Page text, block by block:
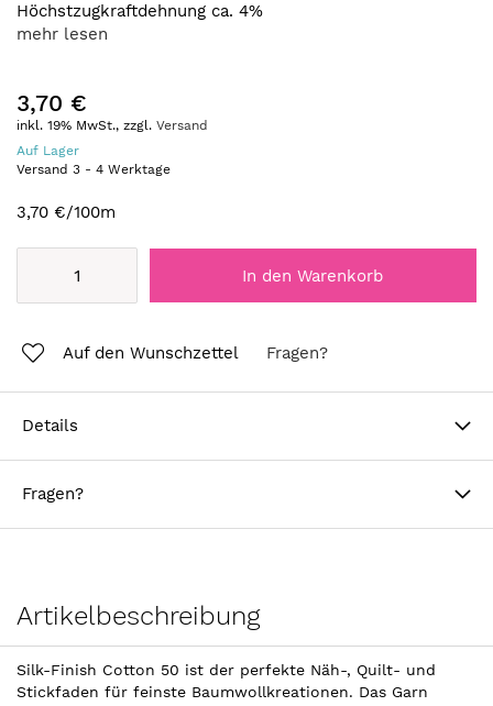
Höchstzugkraftdehnung ca. 4%
mehr lesen
3,70 €
inkl. 19% MwSt., zzgl. Versand
Auf Lager
Versand 3 - 4 Werktage
3,70 €/100m
In den Warenkorb
Auf den Wunschzettel Fragen?
Details
Fragen?
Artikelbeschreibung
Silk-Finish Cotton 50 ist der perfekte Näh-, Quilt- und
Stickfaden für feinste Baumwollkreationen. Das Garn